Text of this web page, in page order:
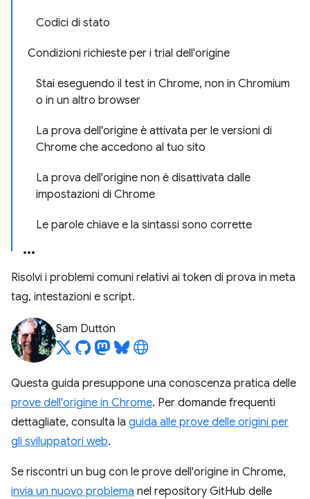
Codici di stato
Condizioni richieste per i trial dell'origine
Stai eseguendo il test in Chrome, non in Chromium
o in un altro browser
La prova dell'origine è attivata per le versioni di
Chrome che accedono al tuo sito
La prova dell'origine non è disattivata dalle
impostazioni di Chrome
Le parole chiave e la sintassi sono corrette
Risolvi i problemi comuni relativi ai token di prova in meta
tag, intestazioni e script.
Sam Dutton
Questa guida presuppone una conoscenza pratica delle
prove dell'origine in Chrome. Per domande frequenti
dettagliate, consulta la guida alle prove delle origini per
gli sviluppatori web.
Se riscontri un bug con le prove dell'origine in Chrome,
invia un nuovo problema nel repository GitHub delle